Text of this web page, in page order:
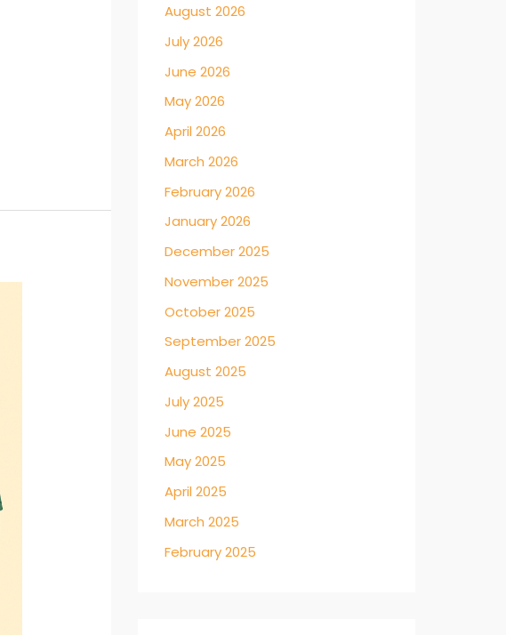
August 2026
July 2026
June 2026
May 2026
April 2026
March 2026
February 2026
January 2026
December 2025
November 2025
October 2025
September 2025
August 2025
July 2025
June 2025
May 2025
April 2025
March 2025
February 2025